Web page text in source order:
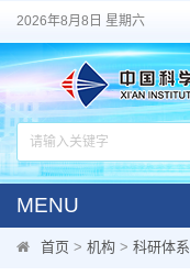
2026年8月8日 星期六
MENU
首页 > 机构 > 科研体系